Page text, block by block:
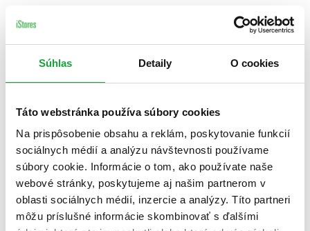
Súhlas Detaily O cookies
Táto webstránka používa súbory cookies
Na prispôsobenie obsahu a reklám, poskytovanie funkcií
sociálnych médií a analýzu návštevnosti používame
súbory cookie. Informácie o tom, ako používate naše
webové stránky, poskytujeme aj našim partnerom v
oblasti sociálnych médií, inzercie a analýzy. Títo partneri
môžu príslušné informácie skombinovať s ďalšími